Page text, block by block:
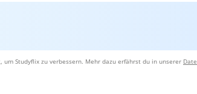
Studyflix zu verbessern. Mehr dazu erfährst du in unserer